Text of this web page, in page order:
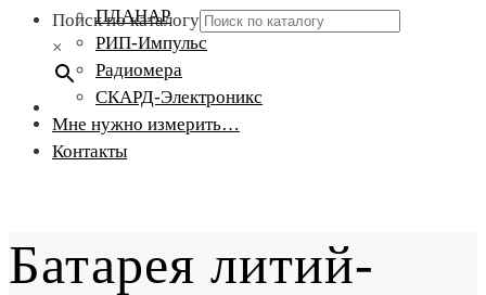
Поиск по каталогу
×
ПЛАНАР
РИП-Импульс
Радиомера
СКАРД-Электроникс
Мне нужно измерить…
Контакты
Батарея литий-